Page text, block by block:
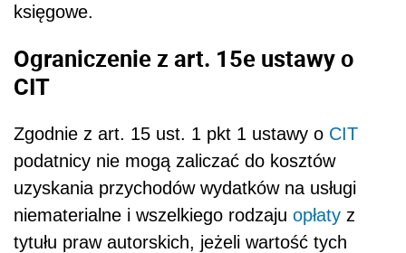
księgowe.
Ograniczenie z art. 15e ustawy o
CIT
Zgodnie z art. 15 ust. 1 pkt 1 ustawy o CIT
podatnicy nie mogą zaliczać do kosztów
uzyskania przychodów wydatków na usługi
niematerialne i wszelkiego rodzaju opłaty z
tytułu praw autorskich, jeżeli wartość tych